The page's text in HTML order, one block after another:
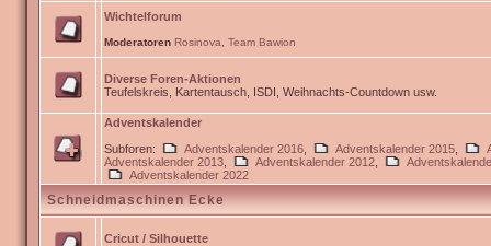
Wichtelforum
Moderatoren Rosinova Team Bawion
Diverse Foren-Aktionen
Teufelskreis, Kartentausch, ISDI, Weihnachts-Countdown usw.
Adventskalender
Subforen:
Adventskalender 2016 Adventskalender 2015
Adventskalender 2013
Adventskalender 2012
Adventskalender 2022
Schneidmaschinen Ecke
Cricut / Silhouette